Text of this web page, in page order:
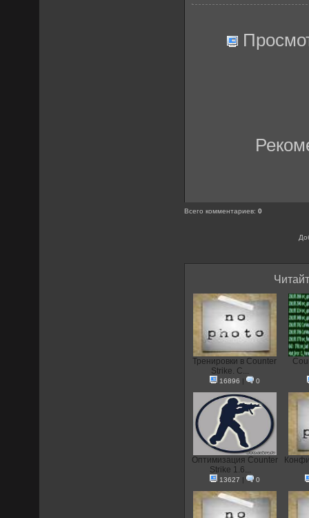
Всего комментариев:0
Тренировки в Counter
Strike. С...
16896 | 0
Оптимизация Counter
Strike 1.6...
13627 | 0